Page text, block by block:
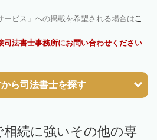
ービス」への掲載を希望される場合はこ
司法書士事務所にお問い合わせください
ら司法書士を探す
相続に強いその他の専